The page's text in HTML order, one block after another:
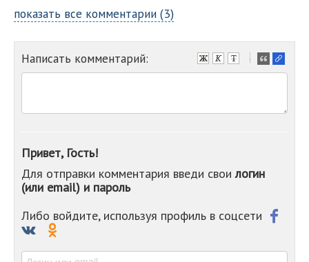
показать все комментарии (3)
Написать комментарий:
-
-
-
-
-
Привет, Гость!
Для отправки комментария введи своилогин
(или email) и пароль
Либо войдите, используя профиль в соцсети